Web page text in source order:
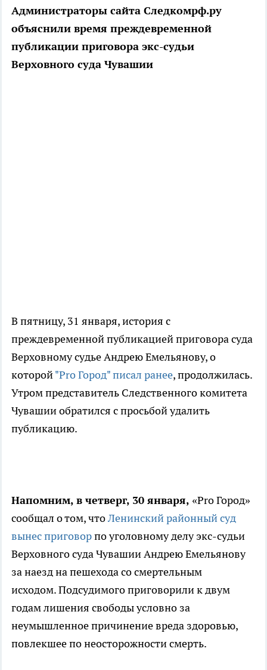
Администраторы сайта Следкомрф.ру
объяснили время преждевременной
публикации приговора экс-судьи
Верховного суда Чувашии
В пятницу, 31 января, история с
преждевременной публикацией приговора суда
Верховному судье Андрею Емельянову, о
которой"Pro Город" писал ранее, продолжилась.
Утром представитель Следственного комитета
Чувашии обратился с просьбой удалить
публикацию.
Напомним, в четверг, 30 января, «Pro Город»
сообщал о том, чтоЛенинский районный суд
вынес приговорпо уголовному делу экс-судьи
Верховного суда Чувашии Андрею Емельянову
за наезд на пешехода со смертельным
исходом. Подсудимого приговорили к двум
годам лишения свободы условно за
неумышленное причинение вреда здоровью,
повлекшее по неосторожности смерть.